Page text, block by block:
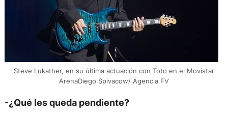
Steve Lukather, en su última actuación con Toto en el Movistar
ArenaDiego Spivacow/ Agencia FV
-¿Qué les queda pendiente?